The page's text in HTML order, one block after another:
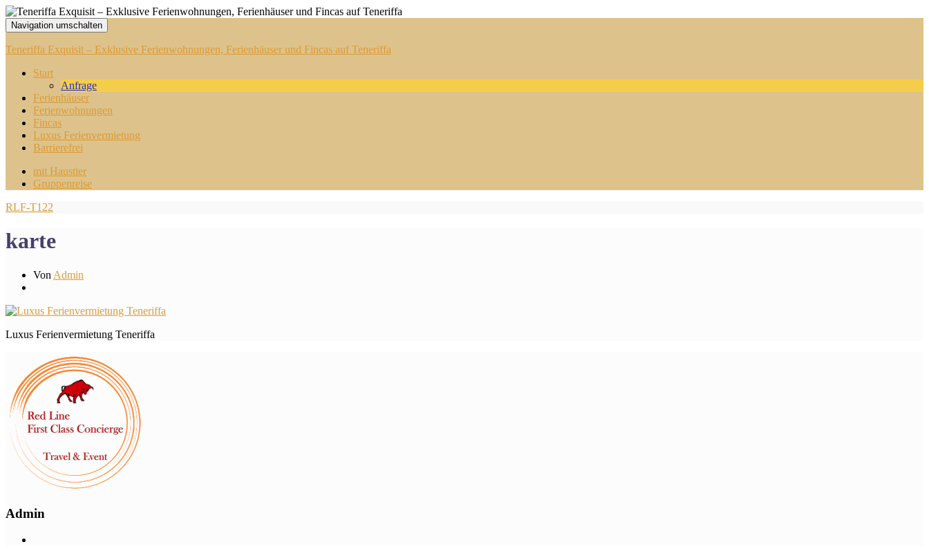
Navigation umschalten
Teneriffa Exquisit – Exklusive Ferienwohnungen, Ferienhäuser und Fincas auf Teneriffa
Start
Anfrage
Ferienhäuser
Ferienwohnungen
Fincas
Luxus Ferienvermietung
Barrierefrei
mit Haustier
Gruppenreise
RLF-T122
karte
Von Admin
Luxus Ferienvermietung Teneriffa
Admin